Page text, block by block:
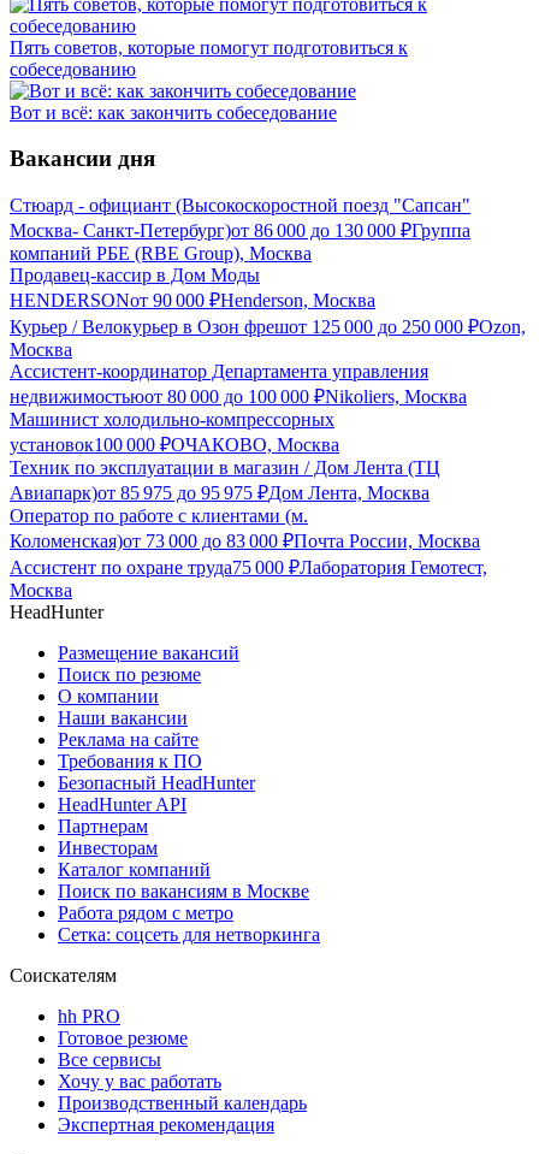
Пять советов, которые помогут подготовиться к
собеседованию
Вот и всё: как закончить собеседование
Вакансии дня
Стюард - официант (Высокоскоростной поезд "Сапсан"
Москва- Санкт-Петербург)от 86 000 до 130 000 ₽Группа
компаний РБЕ (RBE Group), Москва
Продавец-кассир в Дом Моды
HENDERSONот 90 000 ₽Henderson, Москва
Курьер / Велокурьер в Озон фрешот 125 000 до 250 000 ₽Ozon,
Москва
Ассистент-координатор Департамента управления
недвижимостьюот 80 000 до 100 000 ₽Nikoliers, Москва
Машинист холодильно-компрессорных
установок100 000 ₽ОЧАКОВО, Москва
Техник по эксплуатации в магазин / Дом Лента (ТЦ
Авиапарк)от 85 975 до 95 975 ₽Дом Лента, Москва
Оператор по работе с клиентами (м.
Коломенская)от 73 000 до 83 000 ₽Почта России, Москва
Ассистент по охране труда75 000 ₽Лаборатория Гемотест,
Москва
HeadHunter
Размещение вакансий
Поиск по резюме
О компании
Наши вакансии
Реклама на сайте
Требования к ПО
Безопасный HeadHunter
HeadHunter API
Партнерам
Инвесторам
Каталог компаний
Поиск по вакансиям в Москве
Работа рядом с метро
Сетка: соцсеть для нетворкинга
Соискателям
hh PRO
Готовое резюме
Все сервисы
Хочу у вас работать
Производственный календарь
Экспертная рекомендация